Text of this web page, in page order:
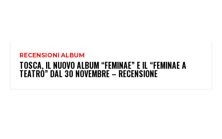
RECENSIONI ALBUM
TOSCA, IL NUOVO ALBUM “FEMINAE” E IL “FEMINAE A
TEATRO” DAL 30 NOVEMBRE – RECENSIONE